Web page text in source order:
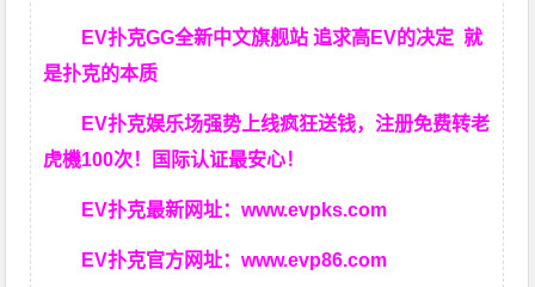
EV扑克GG全新中文旗舰站 追求高EV的决定就
是扑克的本质
EV扑克娱乐场强势上线疯狂送钱，注册免费转老
虎機100次！国际认证最安心！
EV扑克最新网址：www.evpks.com
EV扑克官方网址：www.evp86.com